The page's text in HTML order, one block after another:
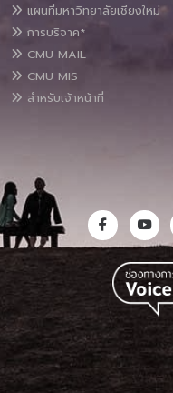
แผนที่มหาวิทยาลัยเชียงใหม่
การบริจาค*
CMU MAIL
CMU MIS
สำหรับเจ้าหน้าที่